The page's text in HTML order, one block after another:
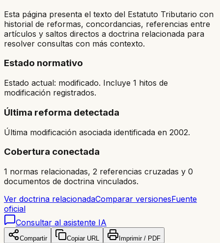
Esta página presenta el texto del Estatuto Tributario con
historial de reformas, concordancias, referencias entre
artículos y saltos directos a doctrina relacionada para
resolver consultas con más contexto.
Estado normativo
Estado actual: modificado. Incluye 1 hitos de
modificación registrados.
Última reforma detectada
Última modificación asociada identificada en 2002.
Cobertura conectada
1 normas relacionadas, 2 referencias cruzadas y 0
documentos de doctrina vinculados.
Ver doctrina relacionadaComparar versionesFuente
oficial
Consultar al asistente IA
Compartir Copiar URL Imprimir / PDF